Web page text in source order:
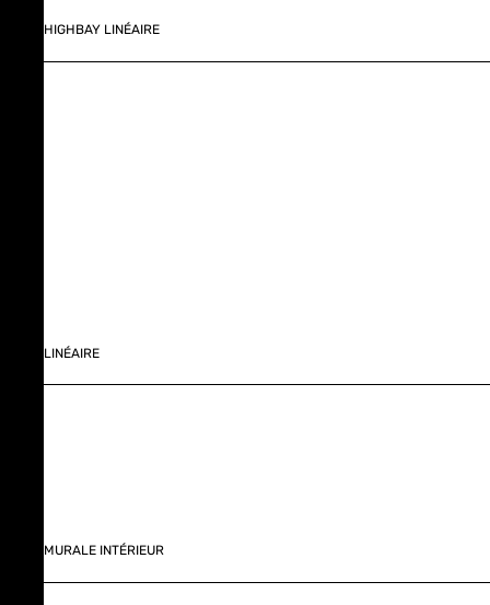
HIGHBAY LINÉAIRE
LINÉAIRE
MURALE INTÉRIEUR